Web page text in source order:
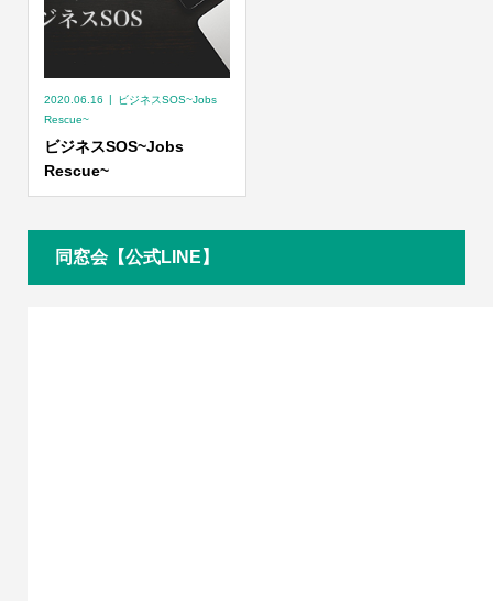
2020.06.16
ビジネスSOS~Jobs
Rescue~
ビジネスSOS~Jobs
Rescue~
同窓会【公式LINE】